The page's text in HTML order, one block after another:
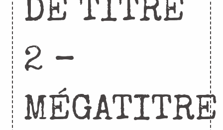
DE TITRE
2 –
MÉGATITRE